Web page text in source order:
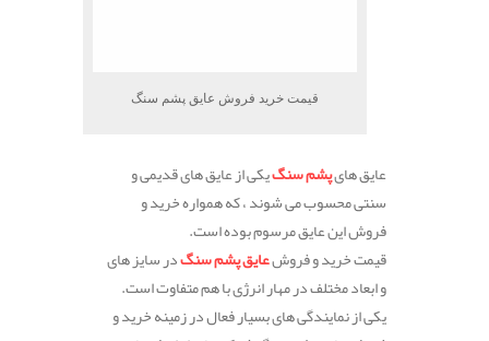
قیمت خرید فروش عایق پشم سنگ
عایق هایپشم سنگیکی از عایق های قدیمی و
سنتی محسوب می شوند ، که همواره خرید و
فروش این عایق مرسوم بوده است.
قیمت خرید و فروشعایق پشم سنگدر سایز های
و ابعاد مختلف در مهار انرژی با هم متفاوت است.
یکی از نمایندگی های بسیار فعال در زمینه خرید و